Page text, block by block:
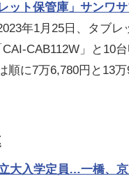
ット保管庫」サンワ
年1月25日、タブレ
CAB112W」と10
順に7万6,780円と13
立大入学定員…一橋、